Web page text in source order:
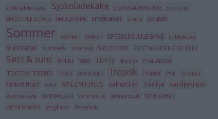
sjokoladefondant Sjokoladekake SJOKOLADEMOUSSE
Smoothie
SMOOTHIE BOWLS
SMULDREPAI småkaker snacks SOLBÆR
Sommer SORBET SPANSK SPISELIG JULEGAVE
stikkelsbær
SUKSESSKAKE
surmelk svensk SYLTETØY SØTET KONDENSERT MELK
Søtt & sunt TAHINI TAPAS TERTE Tex-Mex THAILANDSK
TIKTOK-TREND TOAST TRANEBÆR Tropisk TYRKISK TYSK Tyttebær
tørket frukt vafler VALENTINES valnøtter Vanilje vaniljekrem
Vannbakkels VANNMELON Varm drikke vietnamesisk
VIKINGMELK
WIENERBRØD
yoghurt Østerriksk